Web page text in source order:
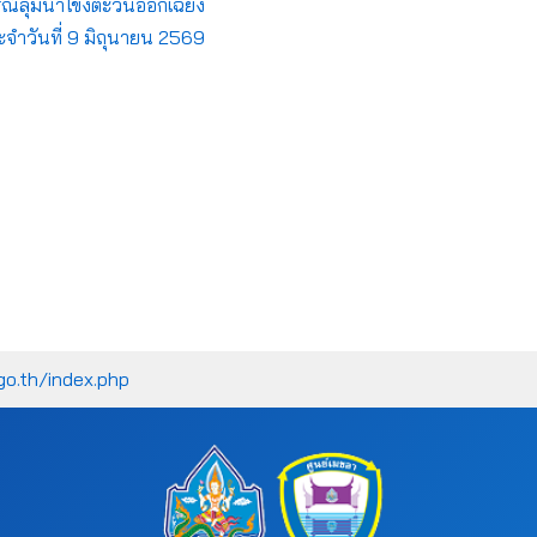
ลุ่มน้ำโขงตะวันออกเฉียง
จำวันที่ 9 มิถุนายน 2569
index.php